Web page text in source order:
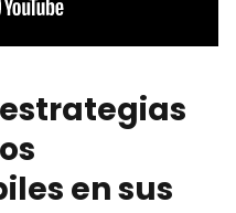
en sus